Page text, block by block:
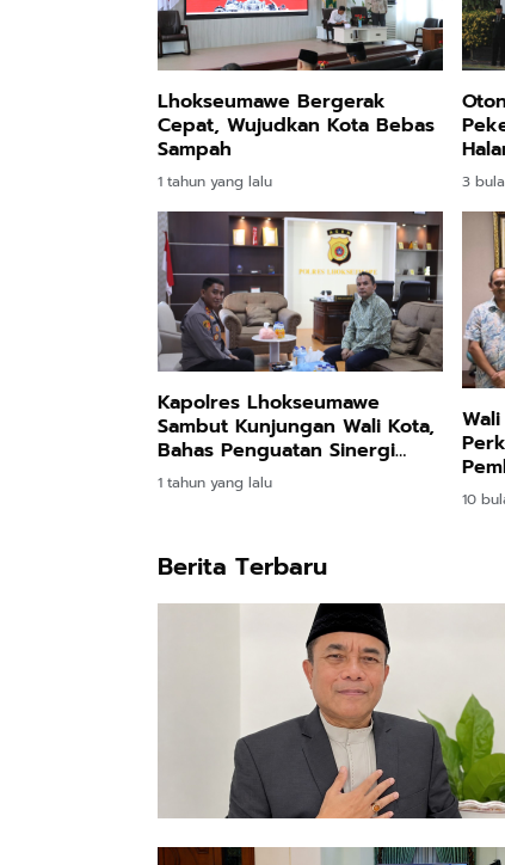
Lhokseumawe Bergerak
Cepat, Wujudkan Kota Bebas
Sampah
1 tahun yang lalu 3
Kapolres Lhokseumawe
Sambut Kunjungan Wali Kota,
Bahas Penguatan Sinergi
untuk Keamanan Kota
1 tahun yang lalu
10
Berita Terbaru